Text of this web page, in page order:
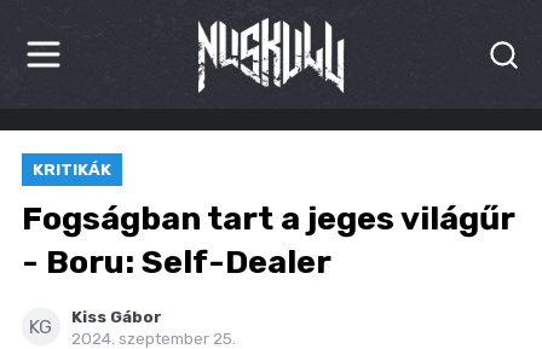
HÍREK
KRITIKÁK
BESZÁMOLÓK
KRITIKÁK
Fogságban tart a jeges világűr
- Boru: Self-Dealer
KG
Kiss Gábor
2024. szeptember 25.